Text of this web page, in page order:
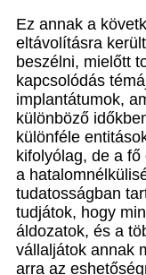
Ez annak a
eltávolításra
beszélni, mielőtt
kapcsolódás
implantátumok,
különböző
különféle
kifolyólag, de a
a
tudatosságban
tudjátok, hogy
áldozatok, és a
vállaljátok annak
arra az